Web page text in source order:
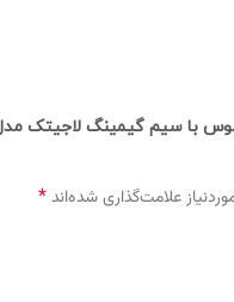
با سیم گیمینگ لاجیتک
علامت‌گذاری شده‌اند*